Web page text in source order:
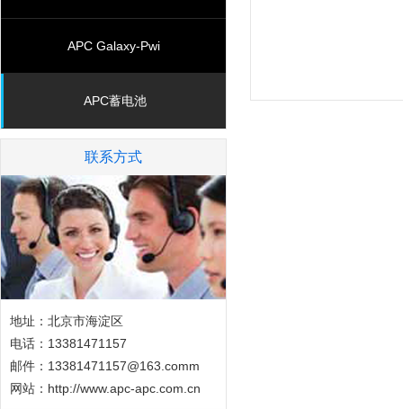
APC Galaxy-Pwi
APC蓄电池
联系方式
地址：北京市海淀区
电话：13381471157
邮件：13381471157@163.comm
网站： http://www.apc-apc.com.cn